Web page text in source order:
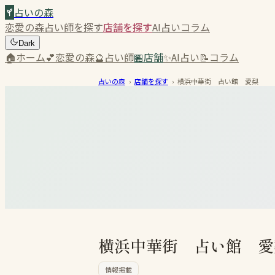
占いの森
恋愛の森占い師を探す店舗を探すAI占いコラム
Dark
🏠ホーム💕恋愛の森🔮占い師🏪店舗✨AI占い📝コラム
占いの森 › 店舗を探す › 横浜中華街 占い館 愛梨
横浜中華街 占い館
情報掲載